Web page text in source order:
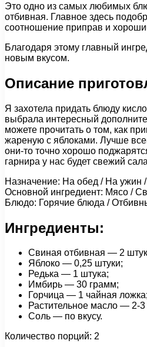
Это одно из самых любимых
отбивная. Главное здесь
соотношение приправ и
Благодаря этому главный
новым вкусом.
Описание
Я захотела придать блюду
выбрала интересный
можете прочитать о том, как
жареную с яблоками. Лучше
они-то точно хорошо
гарнира у нас будет свежий
Назначение: На обед / На ужин
Основной ингредиент: Мясо /
Блюдо: Горячие блюда /
Ингредиенты:
Свиная отбивная — 2
Яблоко — 0,25 штуки;
Редька — 1 штука;
Имбирь — 30 грамм;
Горчица — 1 чайная ложка;
Растительное масло — 2-3
Соль — по вкусу.
Количество порций: 2